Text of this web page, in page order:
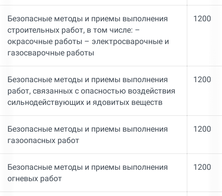
Безопасные методы и приемы выполнения
строительных работ, в том числе: –
окрасочные работы – электросварочные и
газосварочные работы
1200
Безопасные методы и приемы выполнения
работ, связанных с опасностью воздействия
сильнодействующих и ядовитых веществ
1200
Безопасные методы и приемы выполнения
газоопасных работ
1200
Безопасные методы и приемы выполнения
огневых работ
1200